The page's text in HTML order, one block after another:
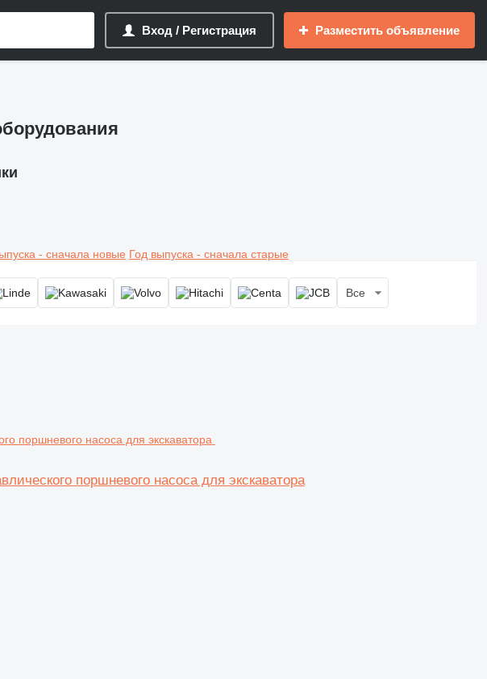
Вход / Регистрация Разместить объявление
- сначала новые Год выпуска - сначала старые
Все
поршневого насоса для экскаватора